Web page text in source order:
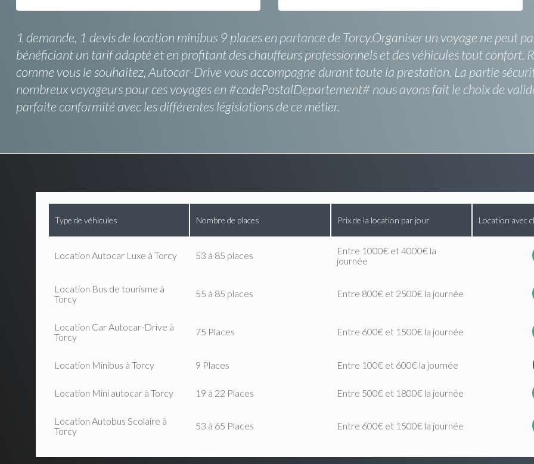
1 demande, 1 devis de location minibus 9 places en partance de Torcy.Organiser un voyage ne peut
bénéficiant un tarif adapté et en profitant des chauffeurs professionnels et des véhicules tout confort.
comme vous le souhaitez, Autocar-Drive vous accompagne durant toute la prestation. La partie
nombreux voyageurs pour ces voyages en #codePostalDepartement# nous avons fait le choix de
parfaite conformité avec les différentes législations de ce métier.
Type de véhicules Nombre de places Prix de la location par jour Location avec
Location Autocar Luxe à Torcy 53 à 85 places
Entre 1000€ et 4000€ la
journée
Location Bus de tourisme à
Torcy
55 à 85 places Entre 800€ et 2500€ la journée
Location Car Autocar-Drive à
Torcy
75 Places Entre 600€ et 1500€ la journée
Location Minibus à Torcy 9 Places Entre 100€ et 600€ la journée
Location Mini autocar à Torcy 19 à 22 Places Entre 500€ et 1800€ la journée
Location Autobus Scolaire à
Torcy
53 à 65 Places Entre 600€ et 1500€ la journée